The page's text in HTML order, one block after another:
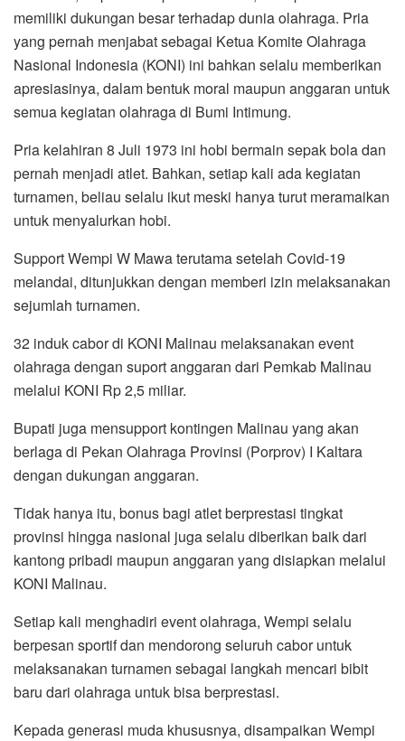
memiliki dukungan besar terhadap dunia olahraga. Pria
yang pernah menjabat sebagai Ketua Komite Olahraga
Nasional Indonesia (KONI) ini bahkan selalu memberikan
apresiasinya, dalam bentuk moral maupun anggaran untuk
semua kegiatan olahraga di Bumi Intimung.
Pria kelahiran 8 Juli 1973 ini hobi bermain sepak bola dan
pernah menjadi atlet. Bahkan, setiap kali ada kegiatan
turnamen, beliau selalu ikut meski hanya turut meramaikan
untuk menyalurkan hobi.
Support Wempi W Mawa terutama setelah Covid-19
melandai, ditunjukkan dengan memberi izin melaksanakan
sejumlah turnamen.
32 induk cabor di KONI Malinau melaksanakan event
olahraga dengan suport anggaran dari Pemkab Malinau
melalui KONI Rp 2,5 miliar.
Bupati juga mensupport kontingen Malinau yang akan
berlaga di Pekan Olahraga Provinsi (Porprov) I Kaltara
dengan dukungan anggaran.
Tidak hanya itu, bonus bagi atlet berprestasi tingkat
provinsi hingga nasional juga selalu diberikan baik dari
kantong pribadi maupun anggaran yang disiapkan melalui
KONI Malinau.
Setiap kali menghadiri event olahraga, Wempi selalu
berpesan sportif dan mendorong seluruh cabor untuk
melaksanakan turnamen sebagai langkah mencari bibit
baru dari olahraga untuk bisa berprestasi.
Kepada generasi muda khususnya, disampaikan Wempi